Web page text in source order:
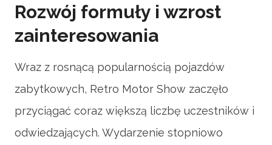
Rozwój formuły i wzrost
zainteresowania
Wraz z rosnącą popularnością pojazdów
zabytkowych, Retro Motor Show zaczęło
przyciągać coraz większą liczbę uczestników i
odwiedzających. Wydarzenie stopniowo